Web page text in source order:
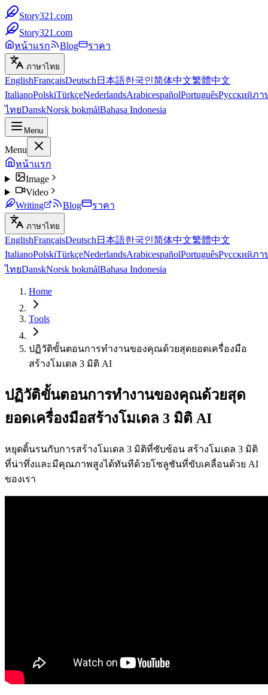
Story321.com
Story321.com
หน้าแรก
Blog ราคา
ภาษาไทย
EnglishFrançaisDeutsch 日本語한국인简体中文繁體中文
ItalianoPolskiTürkçeNederlandsArabicespañolPortuguêsРусскийภา
ไทยDanskNorsk bokmålBahasa Indonesia
Menu
Menu
หน้าแรก
Image
Video
Writing
Blog ราคา
ภาษาไทย
EnglishFrançaisDeutsch 日本語한국인简体中文繁體中文
ItalianoPolskiTürkçeNederlandsArabicespañolPortuguêsРусскийภา
ไทยDanskNorsk bokmålBahasa Indonesia
Home
Tools
ปฏิวัติขั้นตอนการทำงานของคุณด้วยสุดยอดเครื่องมือ
สร้างโมเดล 3 มิติ AI
ปฏิวัติขั้นตอนการทำงานของคุณด้วยสุด
ยอดเครื่องมือสร้างโมเดล 3 มิติ AI
หยุดดิ้นรนกับการสร้างโมเดล 3 มิติที่ซับซ้อน สร้างโมเดล 3 มิติ
ที่น่าทึ่งและมีคุณภาพสูงได้ทันทีด้วยโซลูชันที่ขับเคลื่อนด้วย AI
ของเรา